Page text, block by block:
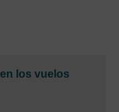
los vuelos